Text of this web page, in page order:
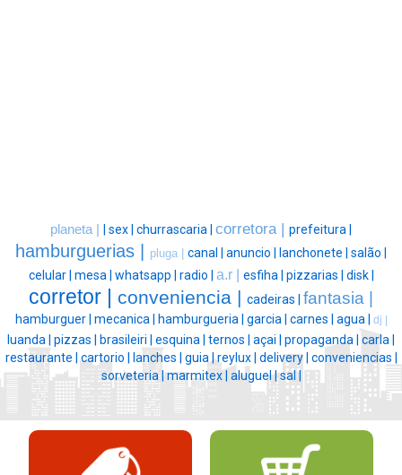
planeta | sex | churrascaria | corretora | prefeitura |
hamburguerias | pluga | canal | anuncio | lanchonete | salão |
celular | mesa | whatsapp | radio | a.r | esfiha | pizzarias | disk |
corretor | conveniencia | cadeiras | fantasia |
hamburguer | mecanica | hamburgueria | garcia | carnes | agua | dj |
luanda | pizzas | brasileiri | esquina | ternos | açai | propaganda | carla |
restaurante | cartorio | lanches | guia |reylux | delivery | conveniencias |
sorveteria |marmitex | aluguel |sal |